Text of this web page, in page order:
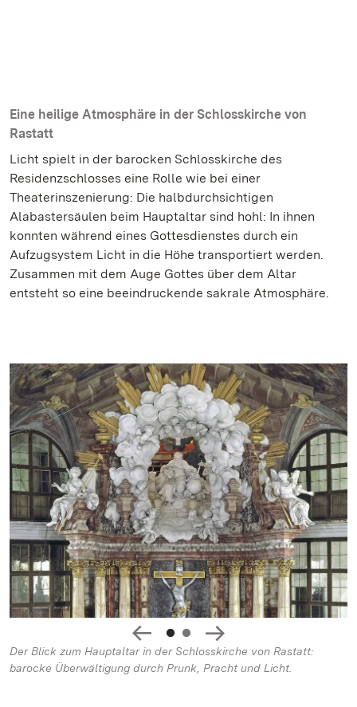
Eine heilige Atmosphäre in der Schlosskirche von
Rastatt
Licht spielt in der barocken Schlosskirche des
Residenzschlosses eine Rolle wie bei einer
Theaterinszenierung: Die halbdurchsichtigen
Alabastersäulen beim Hauptaltar sind hohl: In ihnen
konnten während eines Gottesdienstes durch ein
Aufzugsystem Licht in die Höhe transportiert werden.
Zusammen mit dem Auge Gottes über dem Altar
entsteht so eine beeindruckende sakrale Atmosphäre.
Der Blick zum Hauptaltar in der Schlosskirche von Rastatt:
barocke Überwältigung durch Prunk, Pracht und Licht.